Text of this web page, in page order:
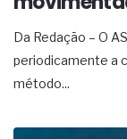
Da Redação – O
periodicamente a
método...